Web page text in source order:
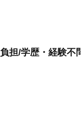
担/学歴・経験不